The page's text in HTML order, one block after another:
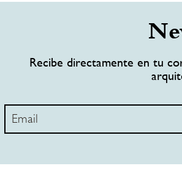
Recibe directamente en tu